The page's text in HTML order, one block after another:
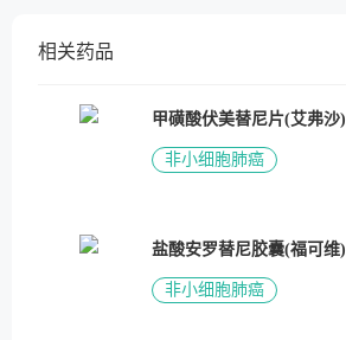
相关药品
甲磺酸伏美替尼片(艾弗沙)
非小细胞肺癌
盐酸安罗替尼胶囊(福可维)
非小细胞肺癌